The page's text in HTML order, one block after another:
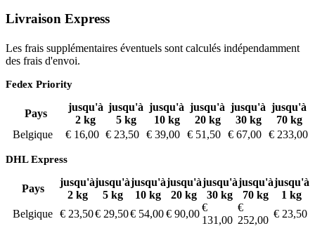
Livraison Express
Les frais supplémentaires éventuels sont calculés indépendamment
des frais d'envoi.
Fedex Priority
Pays
jusqu'à
2 kg
jusqu'à
5 kg
jusqu'à
10 kg
jusqu'à
20 kg
jusqu'à
30 kg
jusqu'à
70 kg
Belgique
€ 16,00 € 23,50 € 39,00 € 51,50 € 67,00 € 233,00
DHL Express
Pays
jusqu'à
2 kg
jusqu'à
5 kg
jusqu'à
10 kg
jusqu'à
20 kg
jusqu'à
30 kg
jusqu'à
70 kg
jusqu'à
1 kg
Belgique € 23,50€ 29,50€ 54,00€ 90,00
€
131,00
€
252,00
€ 23,50